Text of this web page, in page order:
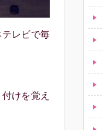
レビで毎
けを覚え